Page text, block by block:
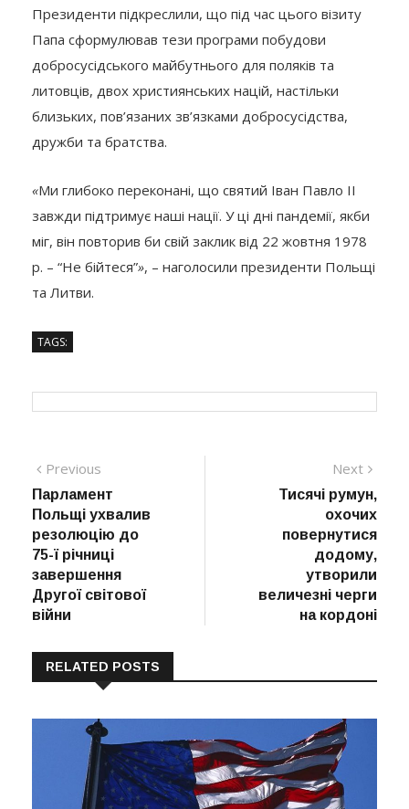
Президенти підкреслили, що під час цього візиту
Папа сформулював тези програми побудови
добросусідського майбутнього для поляків та
литовців, двох християнських націй, настільки
близьких, пов’язаних зв’язками добросусідства,
дружби та братства.
«Ми глибоко переконані, що святий Іван Павло ІІ
завжди підтримує наші нації. У ці дні пандемії, якби
міг, він повторив би свій заклик від 22 жовтня 1978
р. – “Не бійтеся”», – наголосили президенти Польщі
та Литви.
TAGS:
Навігація
записів
Previous
post:
Парламент
Польщі ухвалив
резолюцію до
75-ї річниці
завершення
Другої світової
війни
Next
post:
Тисячі румун,
охочих
повернутися
додому,
утворили
величезні черги
на кордоні
RELATED POSTS